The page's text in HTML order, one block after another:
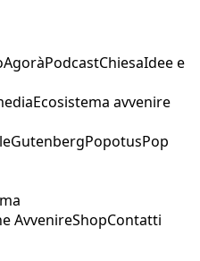
AgoràPodcastChiesaIdee e
Ecosistema avvenire
GutenbergPopotusPop
AvvenireShopContatti